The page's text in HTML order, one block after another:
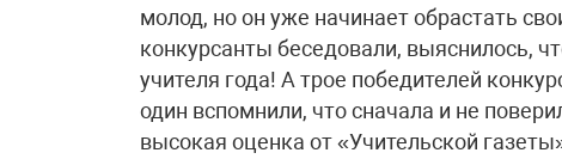
молод, но он уже начинает обрастать
конкурсанты беседовали, выяснилось,
учителя года! А трое победителей
один вспомнили, что сначала и не
высокая оценка от «Учительской